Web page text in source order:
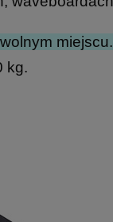
miejscu.
kg.